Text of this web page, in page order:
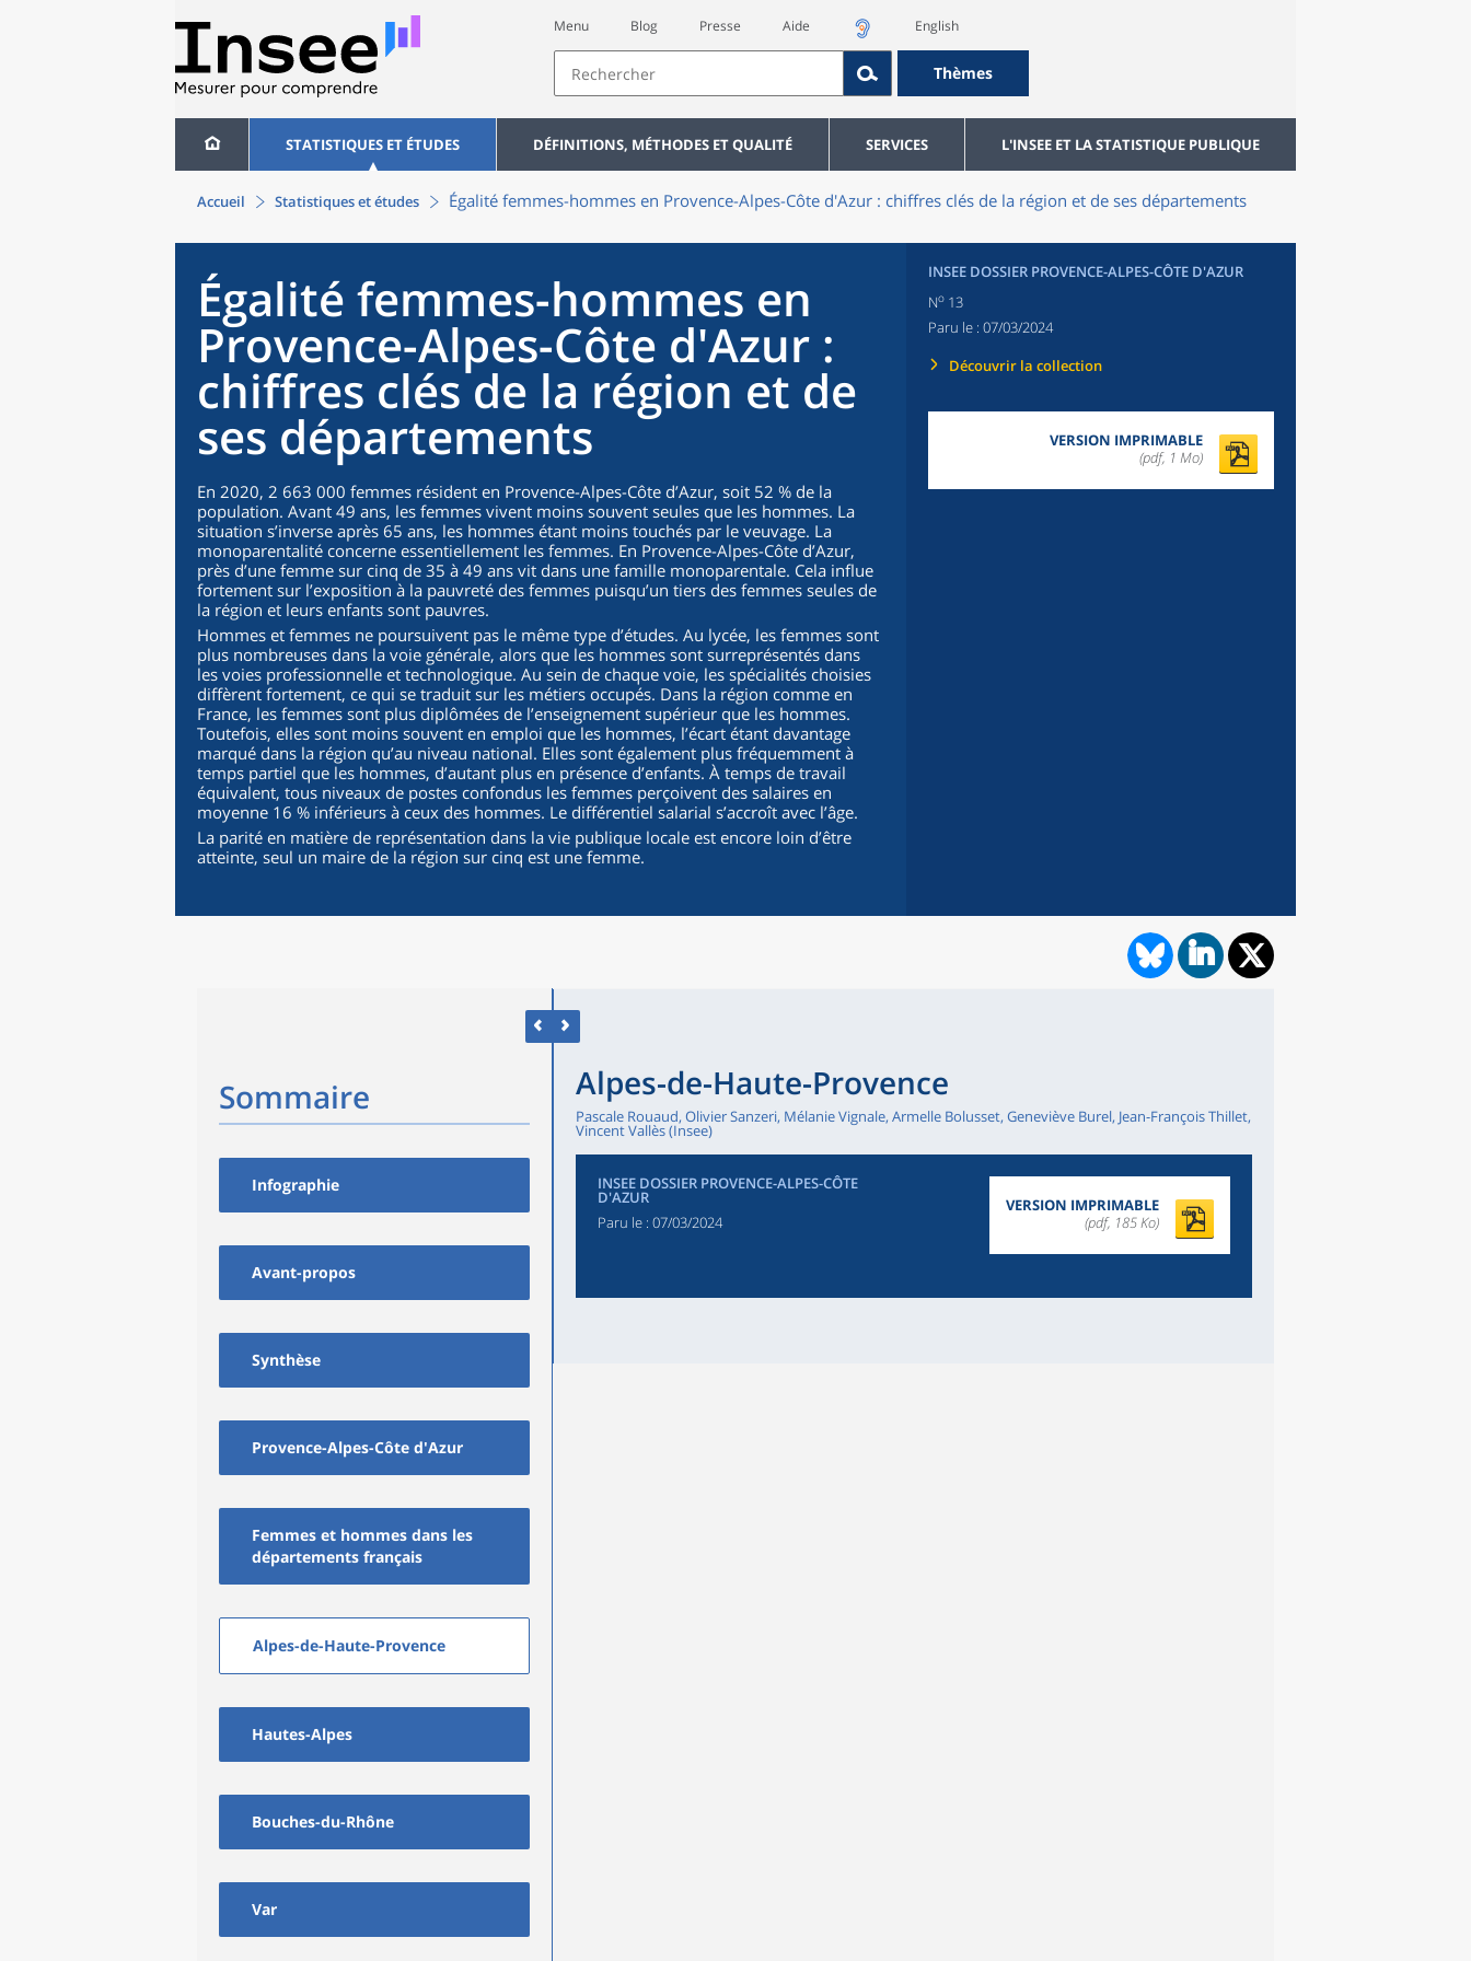
Menu Blog Presse Aide English
Thèmes
STATISTIQUES ET ÉTUDES DÉFINITIONS, MÉTHODES ET QUALITÉ SERVICES L'INSEE ET LA STATISTIQUE PUBLIQUE
Accueil Statistiques et études Égalité femmes-hommes en Provence-Alpes-Côte d'Azur : chiffres clés de la région et de ses départements
Égalité femmes-hommes en
Provence-Alpes-Côte d'Azur :
chiffres clés de la région et de
ses départements
En 2020, 2 663 000 femmes résident en Provence-Alpes-Côte d’Azur, soit 52 % de la
population. Avant 49 ans, les femmes vivent moins souvent seules que les hommes. La
situation s’inverse après 65 ans, les hommes étant moins touchés par le veuvage. La
monoparentalité concerne essentiellement les femmes. En Provence-Alpes-Côte d’Azur,
près d’une femme sur cinq de 35 à 49 ans vit dans une famille monoparentale. Cela influe
fortement sur l’exposition à la pauvreté des femmes puisqu’un tiers des femmes seules de
la région et leurs enfants sont pauvres.
Hommes et femmes ne poursuivent pas le même type d’études. Au lycée, les femmes sont
plus nombreuses dans la voie générale, alors que les hommes sont surreprésentés dans
les voies professionnelle et technologique. Au sein de chaque voie, les spécialités choisies
diffèrent fortement, ce qui se traduit sur les métiers occupés. Dans la région comme en
France, les femmes sont plus diplômées de l’enseignement supérieur que les hommes.
Toutefois, elles sont moins souvent en emploi que les hommes, l’écart étant davantage
marqué dans la région qu’au niveau national. Elles sont également plus fréquemment à
temps partiel que les hommes, d’autant plus en présence d’enfants. À temps de travail
équivalent, tous niveaux de postes confondus les femmes perçoivent des salaires en
moyenne 16 % inférieurs à ceux des hommes. Le différentiel salarial s’accroît avec l’âge.
La parité en matière de représentation dans la vie publique locale est encore loin d’être
atteinte, seul un maire de la région sur cinq est une femme.
INSEE DOSSIER PROVENCE-ALPES-CÔTE D'AZUR
No 13
Paru le : 07/03/2024
Découvrir la collection
VERSION IMPRIMABLE
(pdf, 1 Mo)
Sommaire
Infographie
Avant-propos
Synthèse
Provence-Alpes-Côte d'Azur
Femmes et hommes dans les
départements français
Alpes-de-Haute-Provence
Hautes-Alpes
Bouches-du-Rhône
Var
Alpes-de-Haute-Provence
Pascale Rouaud, Olivier Sanzeri, Mélanie Vignale, Armelle Bolusset, Geneviève Burel, Jean-François Thillet,
Vincent Vallès (Insee)
INSEE DOSSIER PROVENCE-ALPES-CÔTE
D'AZUR
Paru le : 07/03/2024
VERSION IMPRIMABLE
(pdf, 185 Ko)